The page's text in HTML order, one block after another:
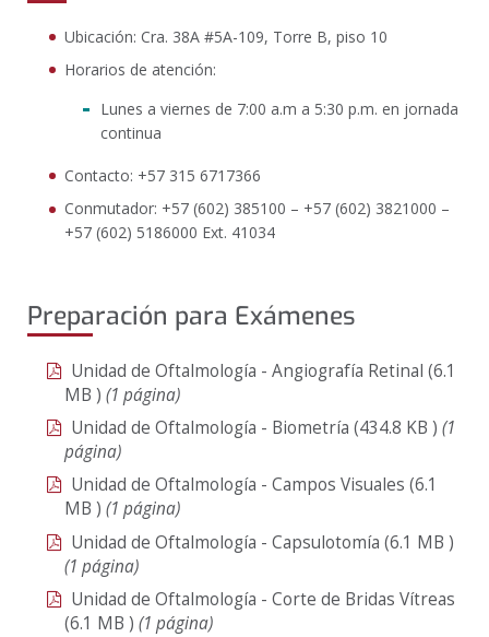
Ubicación: Cra. 38A #5A-109, Torre B, piso 10
Horarios de atención:
Lunes a viernes de 7:00 a.m a 5:30 p.m. en jornada
continua
Contacto: +57 315 6717366
Conmutador: +57 (602) 385100 – +57 (602) 3821000 –
+57 (602) 5186000 Ext. 41034
Preparación para Exámenes
Unidad de Oftalmología - Angiografía Retinal (6.1
MB ) (1 página)
Unidad de Oftalmología - Biometría (434.8 KB ) (1
página)
Unidad de Oftalmología - Campos Visuales (6.1
MB ) (1 página)
Unidad de Oftalmología - Capsulotomía (6.1 MB )
(1 página)
Unidad de Oftalmología - Corte de Bridas Vítreas
(6.1 MB ) (1 página)